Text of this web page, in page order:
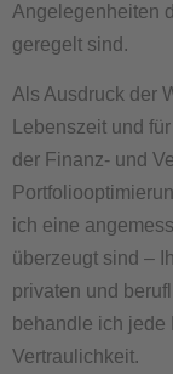
Angelegenheiten
geregelt sind.
Als Ausdruck der
Lebenszeit und
der Finanz- und
ich eine
überzeugt sind –
privaten und
behandle ich jede
Vertraulichkeit.